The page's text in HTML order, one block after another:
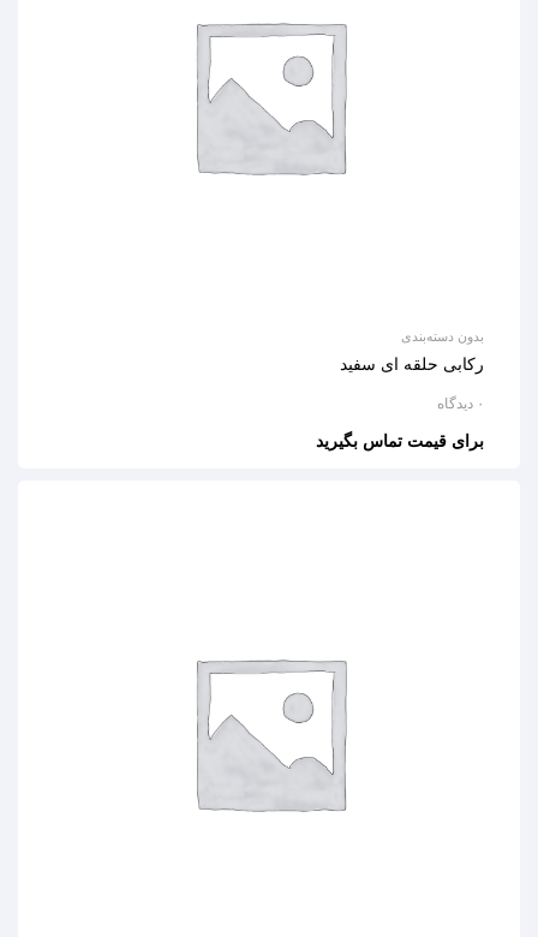
بدون دسته‌بندی
رکابی حلقه ای سفید
۰ دیدگاه
برای قیمت تماس بگیرید